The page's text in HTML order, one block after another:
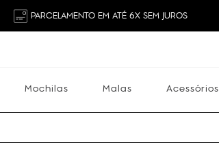
PARCELAMENTO EM ATÉ 6X SEM JUROS
Mochilas Malas Acessórios